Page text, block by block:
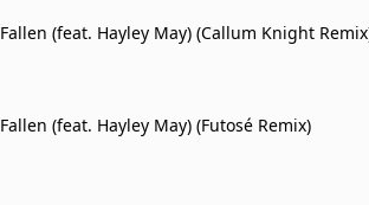
Fallen (feat. Hayley May) (Callum Knight
Fallen (feat. Hayley May) (Futosé Remix)